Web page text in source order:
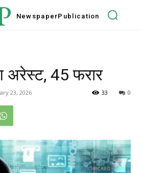
NewspaperPublication
अरेस्ट, 45 फरार
23, 2026 0
33